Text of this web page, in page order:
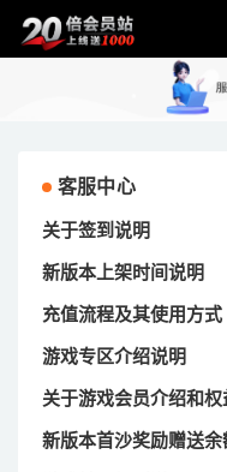
客服中心
关于签到说明
新版本上架时间说明
充值流程及其使用方式
游戏专区介绍说明
关于游戏会员介绍和权
新版本首沙奖励赠送余